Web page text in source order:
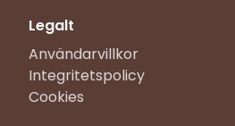
Legalt
Användarvillkor
Integritetspolicy
Cookies